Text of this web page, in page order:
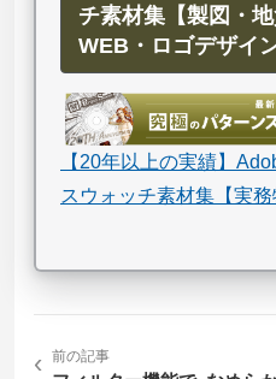
チ素材集【製図・
WEB・ロゴデザイン
【20年以上の実績】
スウォッチ素材集【実務
‹ 前の記事